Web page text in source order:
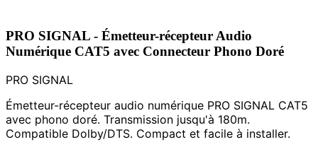
PRO SIGNAL - Émetteur-récepteur Audio
Numérique CAT5 avec Connecteur Phono Doré
PRO SIGNAL
Émetteur-récepteur audio numérique PRO SIGNAL CAT5
avec phono doré. Transmission jusqu'à 180m.
Compatible Dolby/DTS. Compact et facile à installer.